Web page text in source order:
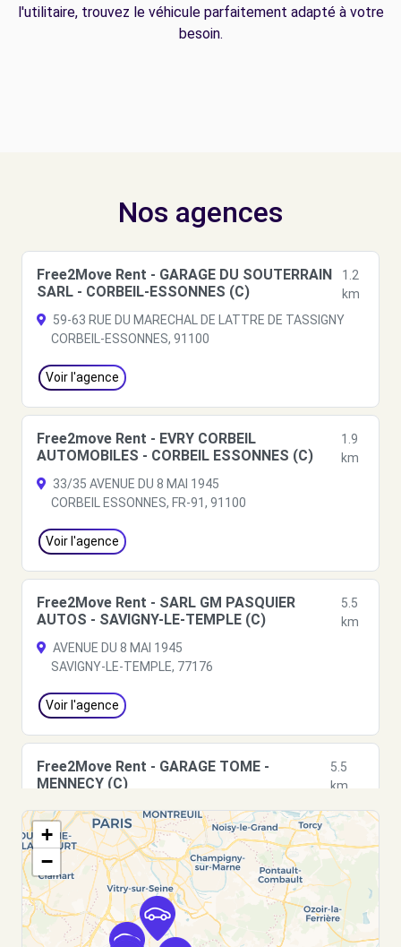
l'utilitaire, trouvez le véhicule parfaitement adapté à votre
besoin.
Nos agences
Free2Move Rent - GARAGE DU SOUTERRAIN
SARL - CORBEIL-ESSONNES (C)
1.2
km
59-63 RUE DU MARECHAL DE LATTRE DE TASSIGNY
CORBEIL-ESSONNES, 91100
Voir l'agence
Free2move Rent - EVRY CORBEIL
AUTOMOBILES - CORBEIL ESSONNES (C)
1.9
km
33/35 AVENUE DU 8 MAI 1945
CORBEIL ESSONNES, FR-91, 91100
Voir l'agence
Free2Move Rent - SARL GM PASQUIER
AUTOS - SAVIGNY-LE-TEMPLE (C)
5.5
km
AVENUE DU 8 MAI 1945
SAVIGNY-LE-TEMPLE, 77176
Voir l'agence
Free2Move Rent - GARAGE TOME -
MENNECY (C)
5.5
km
7 RUE VICTOR GRIGNARD
MENNECY, 91540
Voir l'agence
Free2Move Rent - CLV AUTOMOBILES -
7.4
+
−